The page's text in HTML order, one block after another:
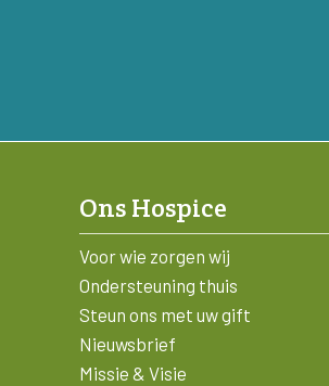
Ons Hospice
Voor wie zorgen wij
Ondersteuning thuis
Steun ons met uw gift
Nieuwsbrief
Missie & Visie